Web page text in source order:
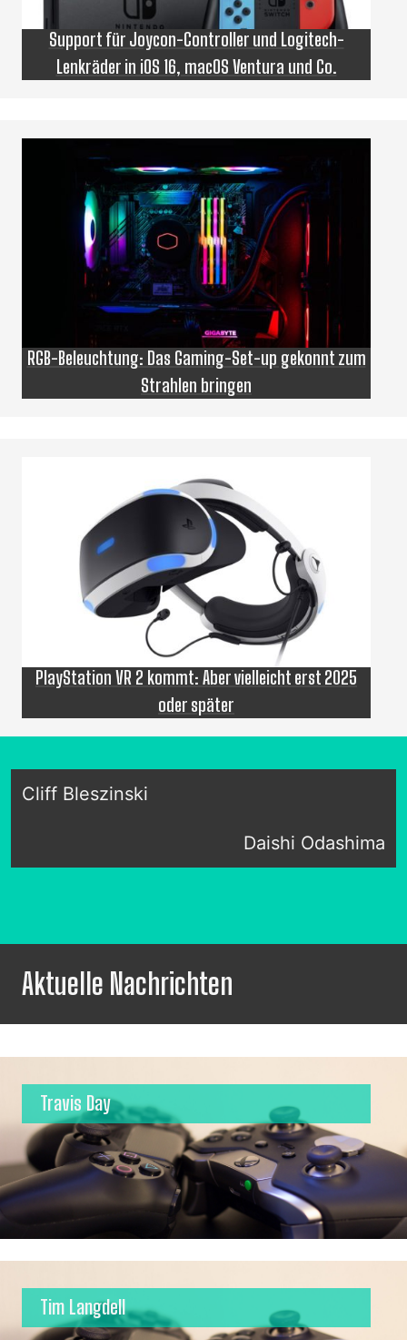
Support für Joycon-Controller und Logitech-
Lenkräder in iOS 16, macOS Ventura und Co.
RGB-Beleuchtung: Das Gaming-Set-up gekonnt zum
Strahlen bringen
PlayStation VR 2 kommt: Aber vielleicht erst 2025
oder später
Cliff Bleszinski
Daishi Odashima
Aktuelle Nachrichten
Travis Day
Tim Langdell